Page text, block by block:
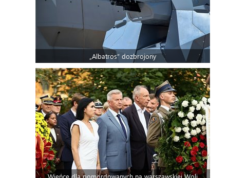
„Albatros” dozbrojony
Wieńce dla pomordowanych na warszawskiej Woli